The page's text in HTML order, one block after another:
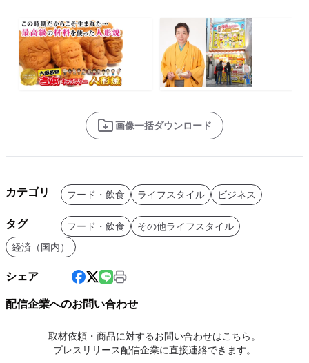
画像一括ダウンロード
カテゴリ フード・飲食 ライフスタイル ビジネス
タグ フード・飲食
その他ライフスタイル
経済（国内）
シェア
配信企業へのお問い合わせ
取材依頼・商品に対するお問い合わせはこちら。
プレスリリース配信企業に直接連絡できます。